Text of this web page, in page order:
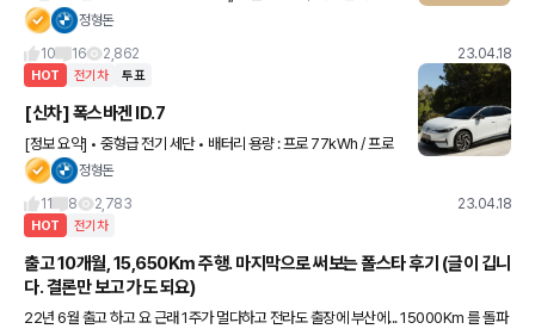
니다 [정보 요약] • 폴스타의 네번째 차량 • 쿠페 스타일 SUV • 리어
정형돈
10
16 2,862 23.04.18
HOT 전기차 투표
[신차] 폭스바겐 ID.7
[정보 요약] • 중형급 전기 세단 • 배터리 용량 : 프로 77kWh / 프로
S 86kWh • 프로 예상 주행거리 : 614km • 프로 S 예상 주행거리 :정형돈
11
8 2,783 23.04.18
HOT 전기차
출고 10개월, 15,650Km 주행. 마지막으로 써보는 폴스타 후기 (글이 깁니
다. 결론만 보고 가도 되요)
22년 6월 출고 하고 요 근래 1주가 멀다하고 전라도 출장에 부산에... 15000Km 를 돌파